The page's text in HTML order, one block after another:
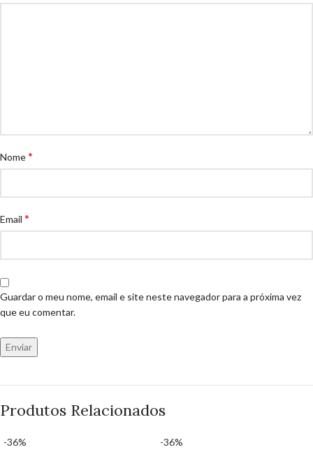
Nome*
Email *
Guardar o meu nome, email e site neste navegador para a próxima vez
que eu comentar.
Produtos Relacionados
-36% -36%